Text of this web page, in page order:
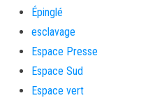
Épinglé
esclavage
Espace Presse
Espace Sud
Espace vert